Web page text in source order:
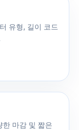
유형, 길이 코드
한 마감 및 짧은